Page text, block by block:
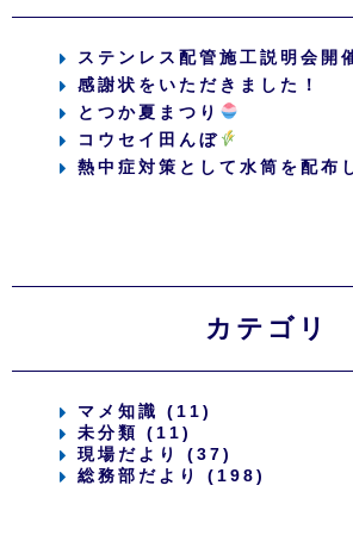
ステンレス配管施工説明会開
感謝状をいただきました！
とつか夏まつり
コウセイ田んぼ
熱中症対策として水筒を配布
カテゴリ
マメ知識 (11)
未分類 (11)
現場だより (37)
総務部だより (198)